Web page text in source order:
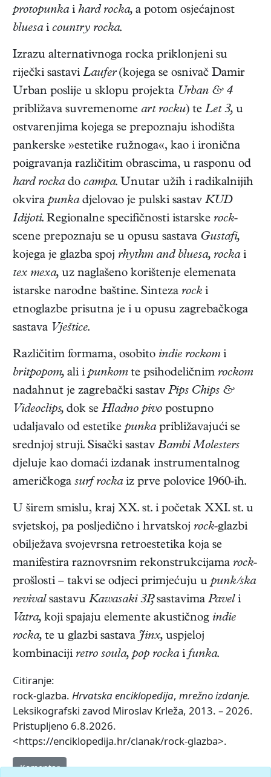
protopunkai hard rocka, a potom osjećajnost
bluesai country rocka.
Izrazu alternativnoga rocka priklonjeni su
riječki sastavi Laufer(kojega se osnivač Damir
Urban poslije u sklopu projekta Urban & 4
približava suvremenome art rocku) te Let 3, u
ostvarenjima kojega se prepoznaju ishodišta
pankerske »estetike ružnoga«, kao i ironična
poigravanja različitim obrascima, u rasponu od
hard rockado campa. Unutar užih i radikalnijih
okvirapunkadjelovao je pulski sastav KUD
Idijoti. Regionalne specifičnosti istarske rock-
scene prepoznaju se u opusu sastava Gustafi,
kojega je glazba spoj rhythm and bluesa, rockai
tex mexa, uz naglašeno korištenje elemenata
istarske narodne baštine. Sinteza rock i
etnoglazbe prisutna je i u opusu zagrebačkoga
sastava Vještice.
Različitim formama, osobito indie rockomi
britpopom, ali ipunkomte psihodeličnim rockom
nadahnut je zagrebački sastav Pips Chips &
Videoclips, dok se Hladno pivo postupno
udaljavalo od estetikepunkapribližavajući se
srednjoj struji. Sisački sastav Bambi Molesters
djeluje kao domaći izdanak instrumentalnog
američkoga surf rockaiz prve polovice 1960-ih.
U širem smislu, kraj XX. st. i početak XXI. st. u
svjetskoj, pa posljedično i hrvatskoj rock-glazbi
obilježava svojevrsna retroestetika koja se
manifestira raznovrsnim rekonstrukcijama rock-
prošlosti – takvi se odjeci primjećuju upunk/ska
revival sastavu Kawasaki 3P,sastavima Pavel i
Vatra, koji spajaju elemente akustičnog indie
rocka, te u glazbi sastavaJinx, uspjeloj
kombinaciji retro soula, pop rockaifunka.
Citiranje:
rock-glazba. Hrvatska enciklopedija, mrežno izdanje.
Leksikografski zavod Miroslav Krleža, 2013. – 2026.
Pristupljeno 6.8.2026.
<https://enciklopedija.hr/clanak/rock-glazba>.
Komentar